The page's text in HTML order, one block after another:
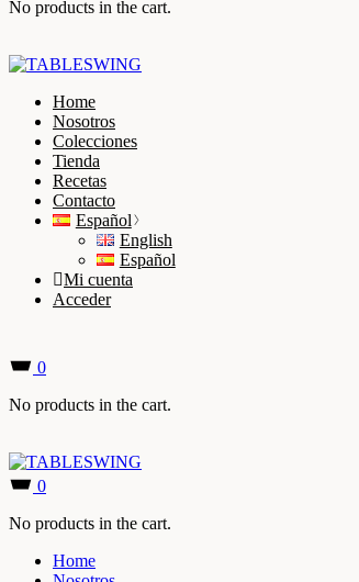
No products in the cart.
Home
Nosotros
Colecciones
Tienda
Recetas
Contacto
Español
English
Español
Mi cuenta
Acceder
0
No products in the cart.
0
No products in the cart.
Home